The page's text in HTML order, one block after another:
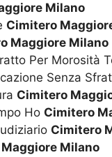
Milano
Cimitero
Maggiore Milano
Per Morosità
Senza
Cimitero
Ho Cimitero
Cimitero
Milano